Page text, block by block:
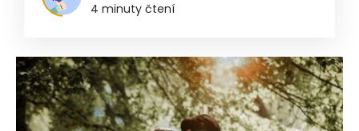
4 minuty čtení